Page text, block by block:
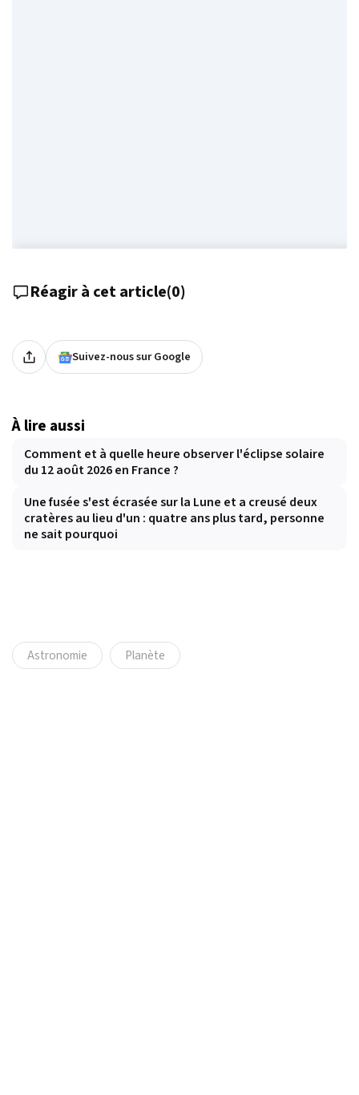
Réagir à cet article(0)
Suivez-nous sur Google
À lire aussi
Comment et à quelle heure observer l'éclipse solaire
du 12 août 2026 en France ?
Une fusée s'est écrasée sur la Lune et a creusé deux
cratères au lieu d'un : quatre ans plus tard, personne
ne sait pourquoi
Astronomie Planète